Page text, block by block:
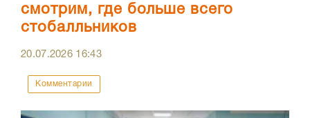
смотрим, где больше всего
стобалльников
20.07.2026 16:43
Комментарии